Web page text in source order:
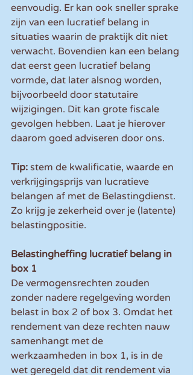
eenvoudig. Er kan ook sneller sprake
zijn van een lucratief belang in
situaties waarin de praktijk dit niet
verwacht. Bovendien kan een belang
dat eerst geen lucratief belang
vormde, dat later alsnog worden,
bijvoorbeeld door statutaire
wijzigingen. Dit kan grote fiscale
gevolgen hebben. Laat je hierover
daarom goed adviseren door ons.
Tip: stem de kwalificatie, waarde en
verkrijgingsprijs van lucratieve
belangen af met de Belastingdienst.
Zo krijg je zekerheid over je (latente)
belastingpositie.
Belastingheffing lucratief belang in
box 1
De vermogensrechten zouden
zonder nadere regelgeving worden
belast in box 2 of box 3. Omdat het
rendement van deze rechten nauw
samenhangt met de
werkzaamheden in box 1, is in de
wet geregeld dat dit rendement via